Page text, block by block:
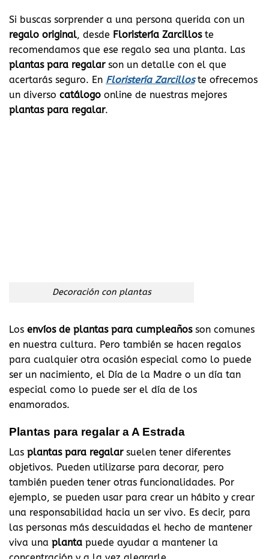
Si buscas sorprender a una persona querida con un
regalo original, desde Floristería Zarcilloste
recomendamos que ese regalo sea una planta. Las
plantas para regalarson un detalle con el que
acertarás seguro. En Floristería Zarcilloste ofrecemos
un diverso catálogo online de nuestras mejores
plantas para regalar.
Decoración con plantas
Los envíos de plantas para cumpleañosson comunes
en nuestra cultura. Pero también se hacen regalos
para cualquier otra ocasión especial como lo puede
ser un nacimiento, el Día de la Madre o un día tan
especial como lo puede ser el día de los
enamorados.
Plantas para regalar a A Estrada
Las plantas para regalarsuelen tener diferentes
objetivos. Pueden utilizarse para decorar, pero
también pueden tener otras funcionalidades. Por
ejemplo, se pueden usar para crear un hábito y crear
una responsabilidad hacia un ser vivo. Es decir, para
las personas más descuidadas el hecho de mantener
viva una planta puede ayudar a mantener la